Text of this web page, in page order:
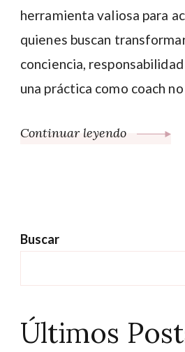
herramienta valiosa para
quienes buscan
conciencia,
una práctica como coach
Continuar leyendo
Buscar
Últimos